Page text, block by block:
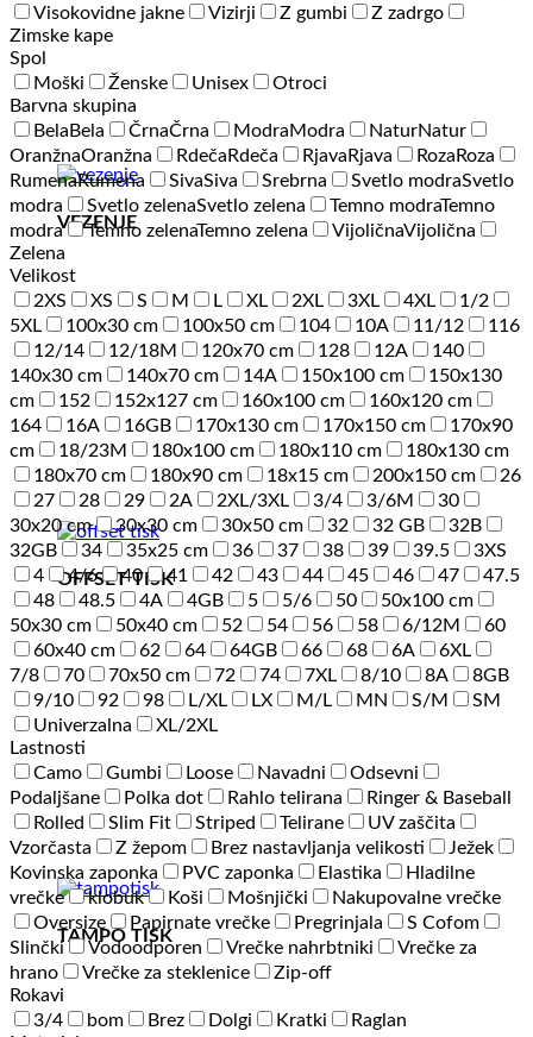
VEZENJE
OFFSET TISK
TAMPO TISK
Visokovidne jakne
Vizirji Z gumbi
Z zadrgo
Zimske kape
Spol
Moški
Ženske Unisex
Otroci
Barvna skupina
Bela Bela ČrnaČrna ModraModra NaturNatur
OranžnaOranžna Rdeča Rdeča Rjava Rjava Roza Roza
RumenaRumena SivaSiva Srebrna Svetlo modraSvetlo
modra
Svetlo zelenaSvetlo zelena Temno modraTemno
modra
Temno zelenaTemno zelena VijoličnaVijolična
Zelena
Velikost
2XS
XS S M L XL 2XL 3XL 4XL
1/2
5XL
100x30 cm 100x50 cm 104 10A 11/12
116
12/14
12/18M 120x70 cm 128 12A
140
140x30 cm
140x70 cm 14A 150x100 cm
150x130
cm
152 152x127 cm 160x100 cm
160x120 cm
164
16A 16GB 170x130 cm 170x150 cm
170x90
cm
18/23M 180x100 cm 180x110 cm
180x130 cm
180x70 cm
180x90 cm 18x15 cm 200x150 cm
26
27
28 29 2A 2XL/3XL 3/4 3/6M
30
30x20 cm
30x30 cm 30x50 cm 32 32 GB
32B
32GB
34 35x25 cm 36 37 38 39 39.5
3XS
4
4/6 40 41 42 43 44 45 46 47
47.5
48
48.5 4A 4GB 5 5/6 50
50x100 cm
50x30 cm
50x40 cm 52 54 56 58 6/12M
60
60x40 cm
62 64 64GB 66 68 6A
6XL
7/8
70 70x50 cm 72 74 7XL 8/10 8A
8GB
9/10
92 98 L/XL LX M/L MN S/M
SM
Univerzalna
XL/2XL
Lastnosti
Camo
Gumbi Loose Navadni
Odsevni
Podaljšane
Polka dot Rahlo telirana
Ringer & Baseball
Rolled
Slim Fit Striped Telirane
UV zaščita
Vzorčasta
Z žepom Brez nastavljanja velikosti
Ježek
Kovinska zaponka
PVC zaponka Elastika
Hladilne
vrečke
klobuk Koši Mošnjički
Nakupovalne vrečke
Oversize
Papirnate vrečke Pregrinjala
S Cofom
Slinčki
Vodoodporen Vrečke nahrbtniki
Vrečke za
hrano
Vrečke za steklenice
Zip-off
Rokavi
3/4
bom Brez Dolgi Kratki
Raglan